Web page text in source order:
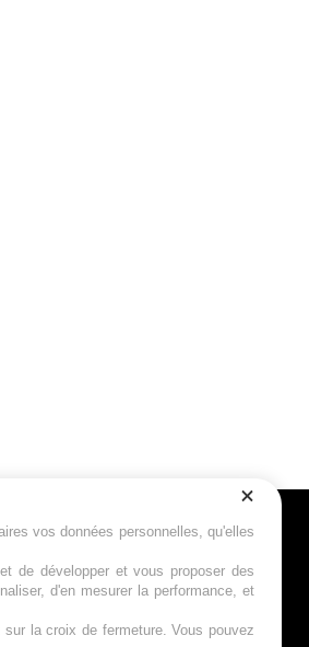
vos données personnelles, qu'elles
de développer et vous proposer des
d'en mesurer la performance, et
la croix de fermeture. Vous pouvez